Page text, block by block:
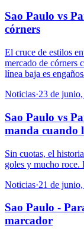
Sao Paulo vs
córners
El cruce de estilos
mercado de córners
línea baja es
Noticias·23 de
Sao Paulo vs
manda cuando
Sin cuotas, el
goles y mucho roce.
Noticias·21 de
Sao Paulo -
marcador